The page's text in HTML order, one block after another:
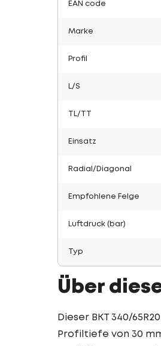
EAN code
Marke
Profil
L/S
TL/TT
Einsatz
Radial/Diagonal
Empfohlene Felge
Luftdruck (bar)
Typ
Über
Dieser BKT 340/
Profiltiefe von 30